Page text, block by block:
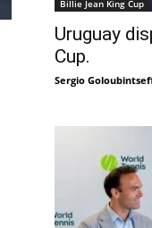
Billie Jean King Cup
Uruguay
Cup.
Sergio